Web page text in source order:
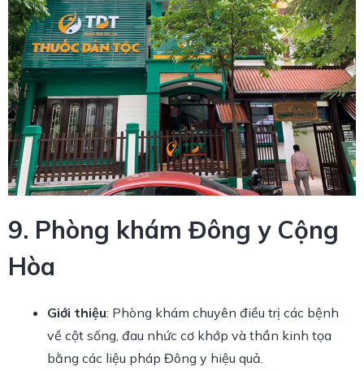
9. Phòng khám Đông y Cộng
Hòa
Giới thiệu: Phòng khám chuyên điều trị các bệnh
về cột sống, đau nhức cơ khớp và thần kinh tọa
bằng các liệu pháp Đông y hiệu quả.